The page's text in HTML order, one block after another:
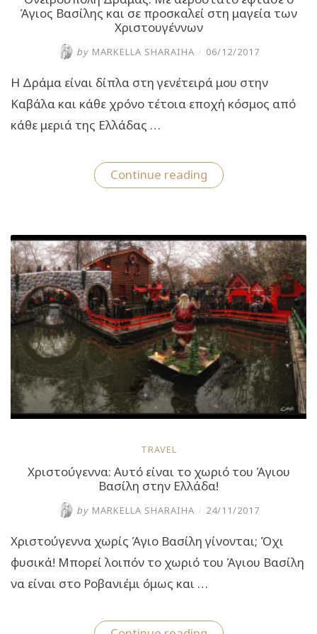
Άγιος Βασίλης και σε προσκαλεί στη μαγεία των
Χριστουγέννων
by MARKELLA SHARAIHA / 06/12/2017
H Δράμα είναι δίπλα στη γενέτειρά μου στην
Καβάλα και κάθε χρόνο τέτοια εποχή κόσμος από
κάθε μεριά της Ελλάδας …
Continue reading“Ονειρούπολη
Δράμας:
ο
Άγιος
Βασίλης
και
σε
προσκαλεί
στη
μαγεία
των
Χριστουγέννων”
TRAVEL
Χριστούγεννα: Αυτό είναι το χωριό του Άγιου
Βασίλη στην Ελλάδα!
by MARKELLA SHARAIHA / 24/11/2017
Χριστούγεννα χωρίς Άγιο Βασίλη γίνονται; Όχι
φυσικά! Μπορεί λοιπόν το χωριό του Άγιου Βασίλη
να είναι στο Ροβανιέμι όμως και …